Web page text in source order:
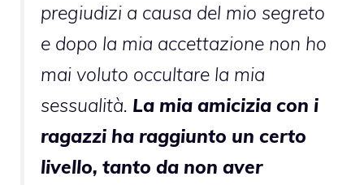
pregiudizi a causa del mio segreto
e dopo la mia accettazione non ho
mai voluto occultare la mia
sessualità. La mia amicizia con i
ragazzi ha raggiunto un certo
livello, tanto da non aver